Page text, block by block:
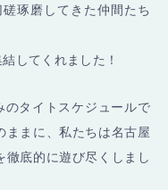
琢磨してきた仲間たち
結してくれました！
タイトスケジュールで
ままに、私たちは名古屋
徹底的に遊び尽くしまし